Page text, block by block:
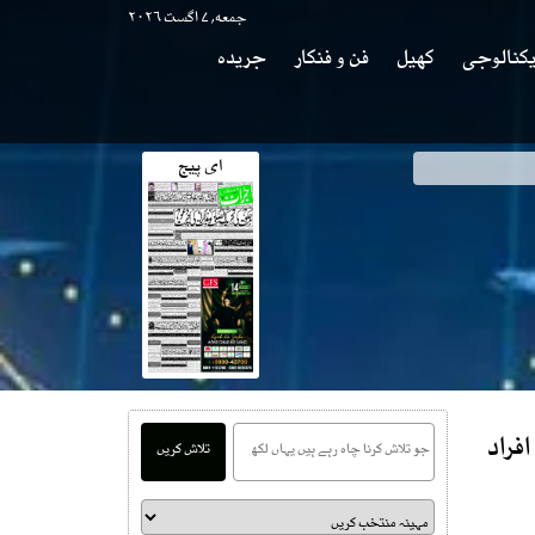
جمعه, ۷ اگست ۲۰۲۶
کھیل فن و فنکار
جریدہ
ای پیج
کراچی میں رواں سال ٹریفک حادثات میں 488 افراد
تلاش کریں